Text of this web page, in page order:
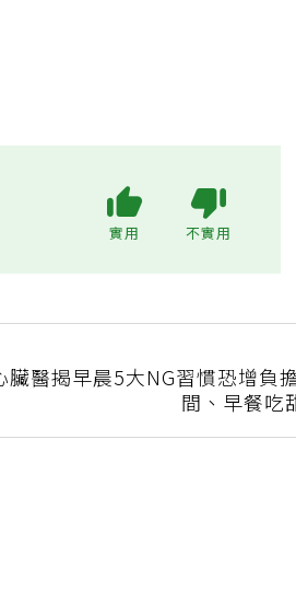
實用 不實用
臟醫揭早晨5大NG習慣恐增負
間、早餐吃